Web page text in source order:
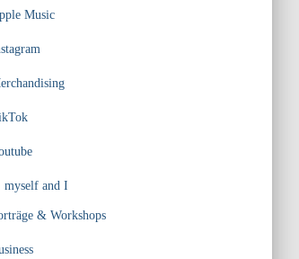
Music
myself and I
& Workshops